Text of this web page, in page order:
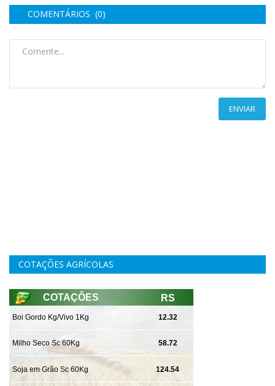
COMENTÁRIOS (0)
ENVIAR
COTAÇÕES AGRÍCOLAS